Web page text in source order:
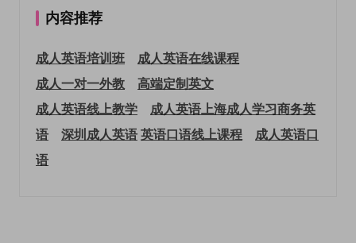
内容推荐
成人英语培训班
成人英语在线课程
成人一对一外教
高端定制英文
成人英语线上教学
成人英语上海成人学习商务英
语
深圳成人英语英语口语线上课程
成人英语口
语